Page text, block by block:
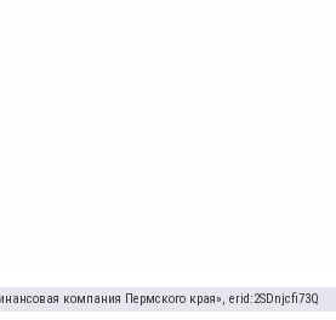
компания Пермского края», erid:2SDnjcfi73Q